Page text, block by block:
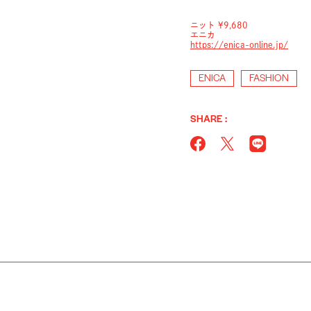
ニット ¥9,680
エニカ
https://enica-online.jp/
ENICA FASHION
SHARE :